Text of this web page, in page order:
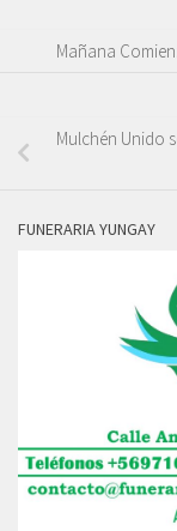
Mañana
Mulchén Unido
FUNERARIA YUNGAY